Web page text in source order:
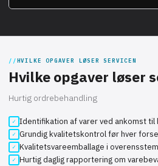
HVILKE OPGAVER LØSER SERVICEN
Hvilke opgaver løser
Hurtig ordrebehandling
Identifikation af varer ved ankomst til
Grundig kvalitetskontrol før hver
Kvalitetsvareemballage i
Hurtig daglig rapportering om